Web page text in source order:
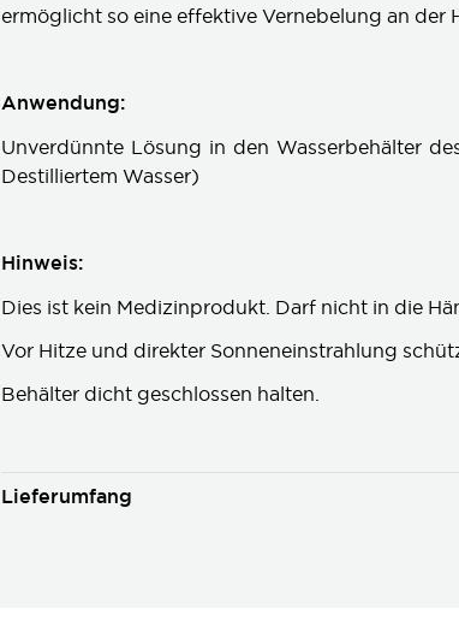
ermöglicht so eine effektive Vernebelung an der
Anwendung:
Unverdünnte Lösung in den Wasserbehälter
Destilliertem Wasser)
Hinweis:
Dies ist kein Medizinprodukt. Darf nicht in die
Vor Hitze und direkter Sonneneinstrahlung
Behälter dicht geschlossen halten.
Lieferumfang